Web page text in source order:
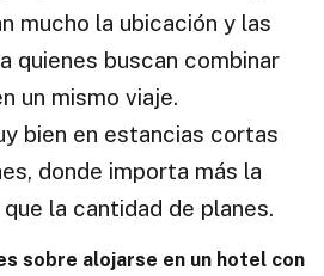
mucho la ubicación y las
quienes buscan combinar
un mismo viaje.
bien en estancias cortas
donde importa más la
la cantidad de planes.
sobre alojarse en un hotel con